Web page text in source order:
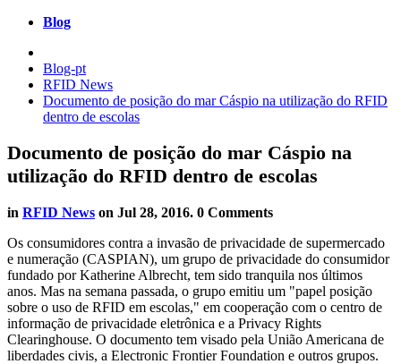
Blog
Blog-pt
RFID News
Documento de posição do mar Cáspio na utilização do RFID
dentro de escolas
Documento de posição do mar Cáspio na
utilização do RFID dentro de escolas
in RFID News on Jul 28, 2016. 0 Comments
Os consumidores contra a invasão de privacidade de supermercado
e numeração (CASPIAN), um grupo de privacidade do consumidor
fundado por Katherine Albrecht, tem sido tranquila nos últimos
anos. Mas na semana passada, o grupo emitiu um "papel posição
sobre o uso de RFID em escolas," em cooperação com o centro de
informação de privacidade eletrônica e a Privacy Rights
Clearinghouse. O documento tem visado pela União Americana de
liberdades civis, a Electronic Frontier Foundation e outros grupos.